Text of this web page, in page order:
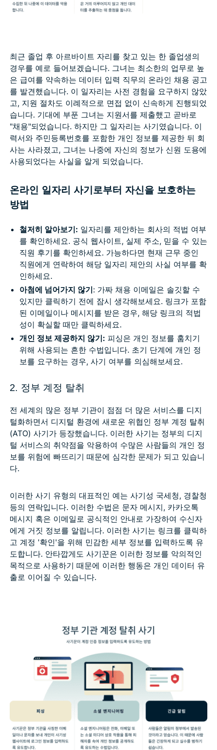
최근 졸업 후 아르바이트 자리를 찾고 있는 한 졸업생의
경우를 예로 들어보겠습니다. 그녀는 최소한의 업무로 높
은 급여를 약속하는 데이터 입력 직무의 온라인 채용 공고
를 발견했습니다. 이 일자리는 사전 경험을 요구하지 않았
고, 지원 절차도 이례적으로 면접 없이 신속하게 진행되었
습니다. 기대에 부푼 그녀는 지원서를 제출했고 곧바로
"채용"되었습니다. 하지만 그 일자리는 사기였습니다. 이
력서와 주민등록번호를 포함한 개인 정보를 제공한 뒤 회
사는 사라졌고, 그녀는 나중에 자신의 정보가 신원 도용에
사용되었다는 사실을 알게 되었습니다.
온라인 일자리 사기로부터 자신을 보호하는
방법
철저히 알아보기: 일자리를 제안하는 회사의 적법 여부
를 확인하세요. 공식 웹사이트, 실제 주소, 믿을 수 있는
직원 후기를 확인하세요. 가능하다면 현재 근무 중인
직원에게 연락하여 해당 일자리 제안의 사실 여부를 확
인하세요.
아첨에 넘어가지 않기: 가짜 채용 이메일은 솔깃할 수
있지만 클릭하기 전에 잠시 생각해보세요. 링크가 포함
된 이메일이나 메시지를 받은 경우, 해당 링크의 적법
성이 확실할 때만 클릭하세요.
개인 정보 제공하지 않기: 피싱은 개인 정보를 훔치기
위해 사용되는 흔한 수법입니다. 초기 단계에 개인 정
보를 요구하는 경우, 사기 여부를 의심해보세요.
2. 정부 계정 탈취
전 세계의 많은 정부 기관이 점점 더 많은 서비스를 디지
털화하면서 디지털 환경에 새로운 위협인 정부 계정 탈취
(ATO) 사기가 등장했습니다. 이러한 사기는 정부의 디지
털 서비스의 취약점을 악용하여 수많은 사람들의 개인 정
보를 위험에 빠뜨리기 때문에 심각한 문제가 되고 있습니
다.
이러한 사기 유형의 대표적인 예는 사기성 국세청, 경찰청
등의 연락입니다. 이러한 수법은 문자 메시지, 카카오톡
메시지 혹은 이메일로 공식적인 안내로 가장하여 수신자
에게 거짓 정보를 알립니다. 이러한 사기는 링크를 클릭하
고 계정 '확인'을 위해 민감한 세부 정보를 입력하도록 유
도합니다. 안타깝게도 사기꾼은 이러한 정보를 악의적인
목적으로 사용하기 때문에 이러한 행동은 개인 데이터 유
출로 이어질 수 있습니다.